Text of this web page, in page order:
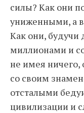
силы? Как они
униженными, а
Как они, будучи
миллионами и
не имея ничего,
со своим
отсталыми
цивилизации и